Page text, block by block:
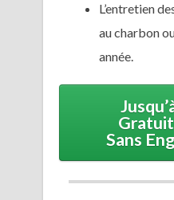
L’entretien
au charbon
année.
Sans